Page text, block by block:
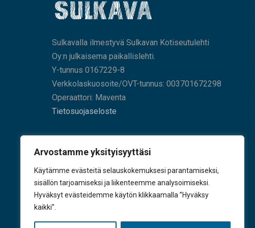
Arvostamme yksityisyyttäsi
Käytämme evästeitä selauskokemuksesi parantamiseksi,
sisällön tarjoamiseksi ja liikenteemme analysoimiseksi.
Hyväksyt evästeidemme käytön klikkaamalla ”Hyväksy
kaikki”.
Sulkavalla ilmestyvä Sulkavan Kotiseutulehti
Oy:n julkaisema paikallislehti.
Y-tunnus 0167229-8
Verkkolaskuosoite/OVT-tunnus: 003701672298
Operaattori: Maventa
Tietosuojaseloste
KÄY TYKKÄÄMÄSSÄ